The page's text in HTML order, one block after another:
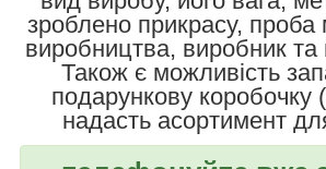
зроблено прикрасу, проба
виробництва, виробник та
Також є можливість
подарункову
надасть асортимент